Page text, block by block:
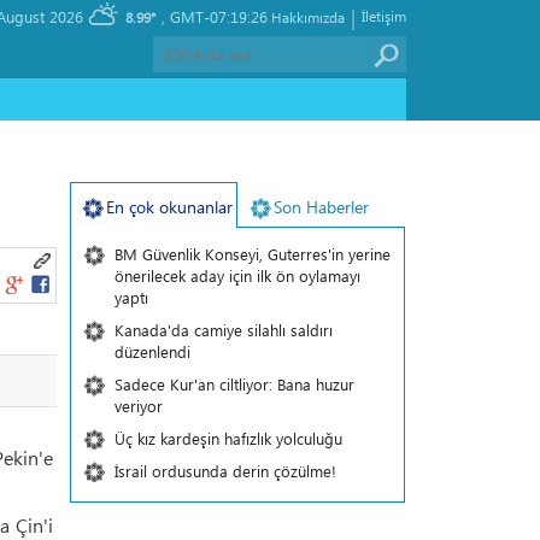
GMT-07:19:26
8.99° İletişim
|
Hakkımızda
Çin'i
En çok okunanlar Son Haberler
BM Güvenlik Konseyi, Guterres'in yerine
önerilecek aday için ilk ön oylamayı
yaptı
Kanada'da camiye silahlı saldırı
düzenlendi
Sadece Kur'an ciltliyor: Bana huzur
veriyor
Üç kız kardeşin hafızlık yolculuğu
İsrail ordusunda derin çözülme!